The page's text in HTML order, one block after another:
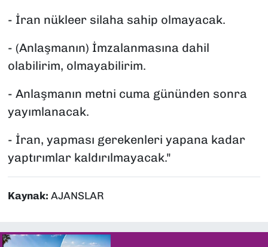
- İran nükleer silaha sahip olmayacak.
- (Anlaşmanın) İmzalanmasına dahil
olabilirim, olmayabilirim.
- Anlaşmanın metni cuma gününden sonra
yayımlanacak.
- İran, yapması gerekenleri yapana kadar
yaptırımlar kaldırılmayacak."
Kaynak: AJANSLAR